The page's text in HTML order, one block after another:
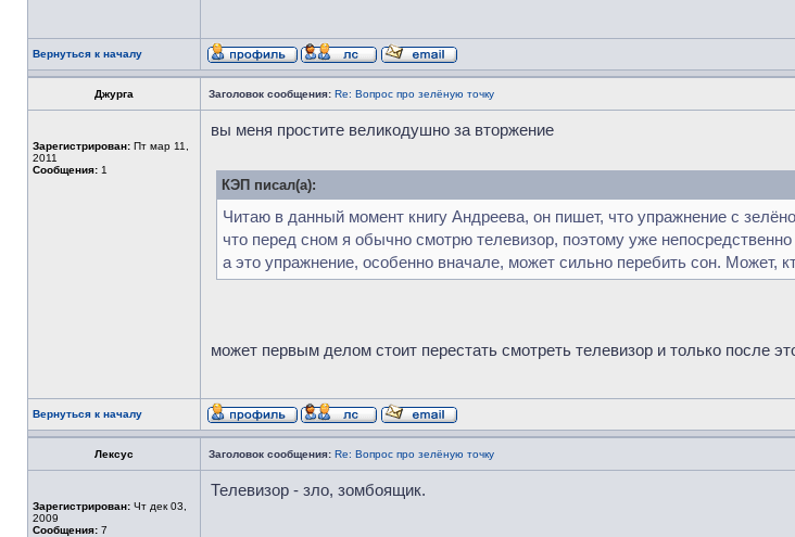
Вернуться к началу
Джурга Заголовок сообщения: Re: Вопрос про зелёную точку
Зарегистрирован: Пт мар 11,
2011
Сообщения: 1
вы меня простите великодушно за вторжение
КЭП писал(а):
Читаю в данный момент книгу Андреева, он пишет, что упражнение с
что перед сном я обычно смотрю телевизор, поэтому уже
а это упражнение, особенно вначале, может сильно перебить сон. Может,
может первым делом стоит перестать смотреть телевизор и только после
Вернуться к началу
Лексус Заголовок сообщения: Re: Вопрос про зелёную точку
Зарегистрирован: Чт дек 03,
2009
Сообщения: 7
Телевизор - зло, зомбоящик.